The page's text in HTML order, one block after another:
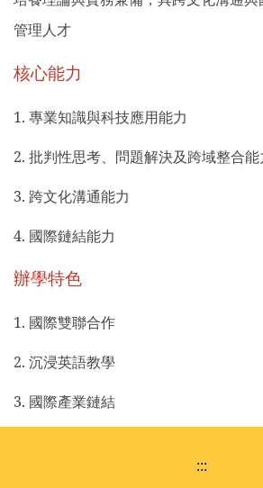
管理人才
核心能力
1. 專業知識與科技應用能力
2. 批判性思考、問題解決及跨域整合能
3. 跨文化溝通能力
4. 國際鏈結能力
辦學特色
1. 國際雙聯合作
2. 沉浸英語教學
3. 國際產業鏈結
:::